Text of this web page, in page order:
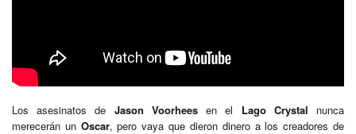
Los asesinatos de Jason Voorheesen el Lago Crystal nunca
merecerán un Oscar, pero vaya que dieron dinero a los creadores de